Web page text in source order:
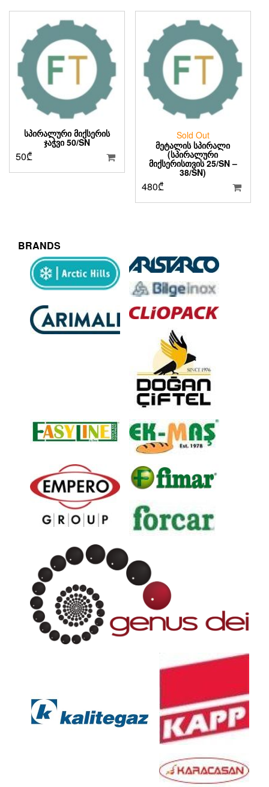
ᲡᲞᲘᲠᲐᲚᲣᲠᲘ ᲛᲘᲥᲡᲔᲠᲘᲡ
ᲯᲐᲭᲕᲘ 50/SN
50₾
Sold Out
ᲛᲔᲢᲐᲚᲘᲡ ᲡᲞᲘᲠᲐᲚᲘ
(ᲡᲞᲘᲠᲐᲚᲣᲠᲘ
ᲛᲘᲥᲡᲔᲠᲘᲡᲗᲕᲘᲡ 25/SN –
38/SN)
480₾
BRANDS